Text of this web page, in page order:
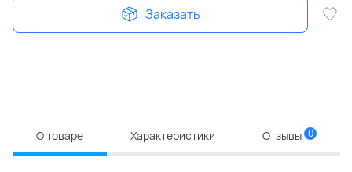
Заказать
О товаре Характеристики Отзывы 0